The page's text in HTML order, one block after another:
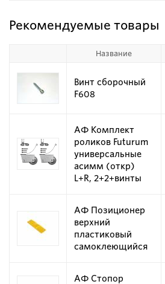
Рекомендуемые товары
Название
Винт сборочный
F608
АФ Комплект
роликов Futurum
универсальные
асимм (откр)
L+R, 2+2+винты
АФ Позиционер
верхний
пластиковый
самоклеющийся
АФ Стопор